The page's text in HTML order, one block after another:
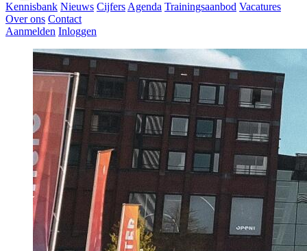
Kennisbank Nieuws Cijfers Agenda Trainingsaanbod Vacatures
Over ons Contact
Aanmelden Inloggen